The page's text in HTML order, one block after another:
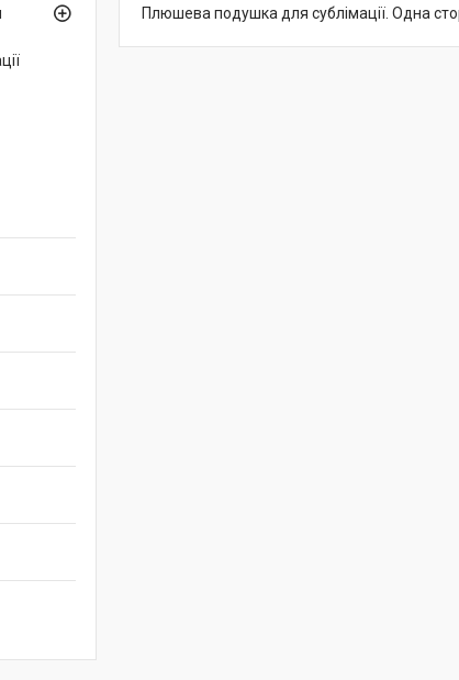
Плюшева подушка для сублімації. Одна